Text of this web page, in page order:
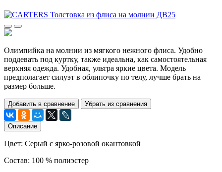
Олимпийка на молнии из мягкого нежного флиса. Удобно
поддевать под куртку, также идеальна, как самостоятельная
верхняя одежда. Удобная, ультра яркие цвета. Модель
предполагает силуэт в облипочку по телу, лучше брать на
размер больше.
Добавить в сравнение Убрать из сравнения
Описание
Цвет: Серый с ярко-розовой окантовкой
Состав: 100 % полиэстер